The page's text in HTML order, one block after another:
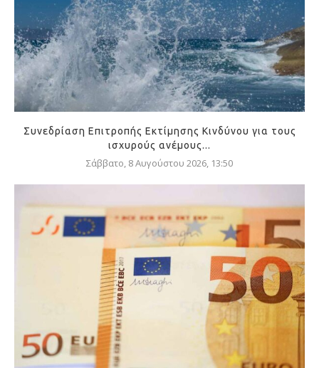
Συνεδρίαση Επιτροπής Εκτίμησης Κινδύνου για τους
ισχυρούς ανέμους...
Σάββατο, 8 Αυγούστου 2026, 13:50